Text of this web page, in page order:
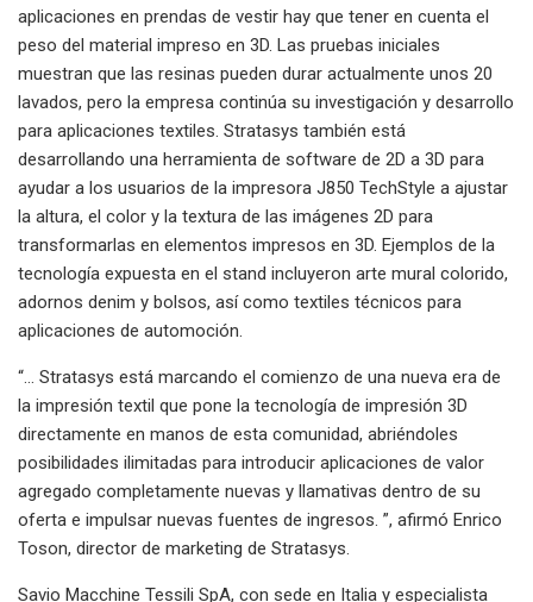
aplicaciones en prendas de vestir hay que tener en cuenta el
peso del material impreso en 3D. Las pruebas iniciales
muestran que las resinas pueden durar actualmente unos 20
lavados, pero la empresa continúa su investigación y desarrollo
para aplicaciones textiles. Stratasys también está
desarrollando una herramienta de software de 2D a 3D para
ayudar a los usuarios de la impresora J850 TechStyle a ajustar
la altura, el color y la textura de las imágenes 2D para
transformarlas en elementos impresos en 3D. Ejemplos de la
tecnología expuesta en el stand incluyeron arte mural colorido,
adornos denim y bolsos, así como textiles técnicos para
aplicaciones de automoción.
“… Stratasys está marcando el comienzo de una nueva era de
la impresión textil que pone la tecnología de impresión 3D
directamente en manos de esta comunidad, abriéndoles
posibilidades ilimitadas para introducir aplicaciones de valor
agregado completamente nuevas y llamativas dentro de su
oferta e impulsar nuevas fuentes de ingresos. ”, afirmó Enrico
Toson, director de marketing de Stratasys.
Savio Macchine Tessili SpA, con sede en Italia y especialista